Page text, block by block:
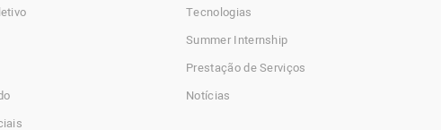
Tecnologias
Summer Internship
Prestação de Serviços
Notícias